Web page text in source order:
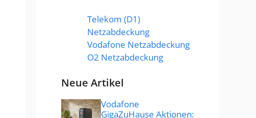
Telekom (D1)
Netzabdeckung
Vodafone Netzabdeckung
O2 Netzabdeckung
Neue Artikel
Vodafone
GigaZuHause Aktionen: